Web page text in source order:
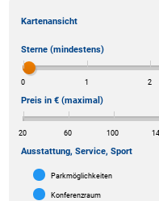
Kartenansicht
Sterne (mindestens)
0 1 2
Preis in € (maximal)
20 60 100
Ausstattung, Service, Sport
Parkmöglichkeiten
Konferenzraum